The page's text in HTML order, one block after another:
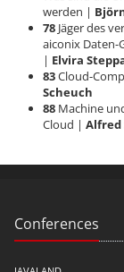
werden |
78 Jäger des
aiconix Daten-
| Elvira
83Cloud-
Scheuch
88 Machine
Cloud | Alfred
Conferences